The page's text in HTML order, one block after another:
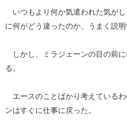
いつもより何か気遣われた気が
に何がどう違ったのか、うまく説明
しかし、ミラジェーンの目の前
る。
エースのことばかり考えている
ンはすぐに仕事に戻った。